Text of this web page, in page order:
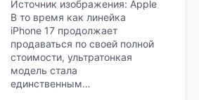
Источник изображения: Apple
В то время как линейка
iPhone 17 продолжает
продаваться по своей полной
стоимости, ультратонкая
модель стала
единственным…